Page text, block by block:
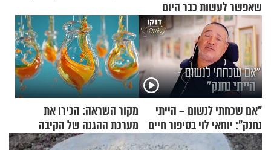
שאפשר לעשות כבר היום
"אם שכחתי לנשום – הייתי
נחנק": יוחאי לוי בסיפור חיים
מעורר השראה
מקור השראה: הכירו את
מערכת ההגנה של הקיבה